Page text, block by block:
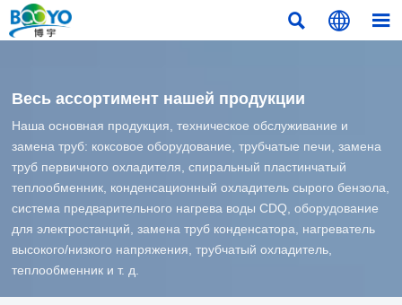
  
Весь ассортимент нашей продукции
Наша основная продукция, техническое обслуживание и
замена труб: коксовое оборудование, трубчатые печи, замена
труб первичного охладителя, спиральный пластинчатый
теплообменник, конденсационный охладитель сырого бензола,
система предварительного нагрева воды CDQ, оборудование
для электростанций, замена труб конденсатора, нагреватель
высокого/низкого напряжения, трубчатый охладитель,
теплообменник и т. д.